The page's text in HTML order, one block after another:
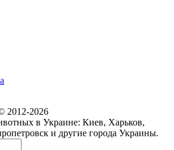
2012-2026
в Украине: Киев, Харьков,
и другие города Украины.